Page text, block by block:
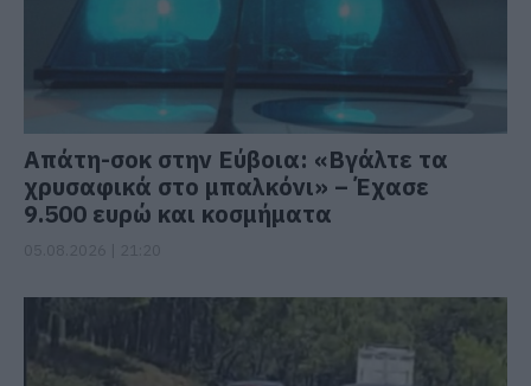
Απάτη-σοκ στην Εύβοια: «Βγάλτε τα
χρυσαφικά στο μπαλκόνι» – Έχασε
9.500 ευρώ και κοσμήματα